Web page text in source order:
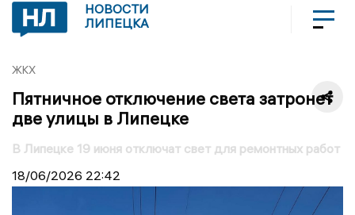
НОВОСТИ
ЛИПЕЦКА
ЖКХ
Пятничное отключение света затронет
две улицы в Липецке
В Липецке 19 июня отключат свет для ремонтных работ
18/06/2026 22:42